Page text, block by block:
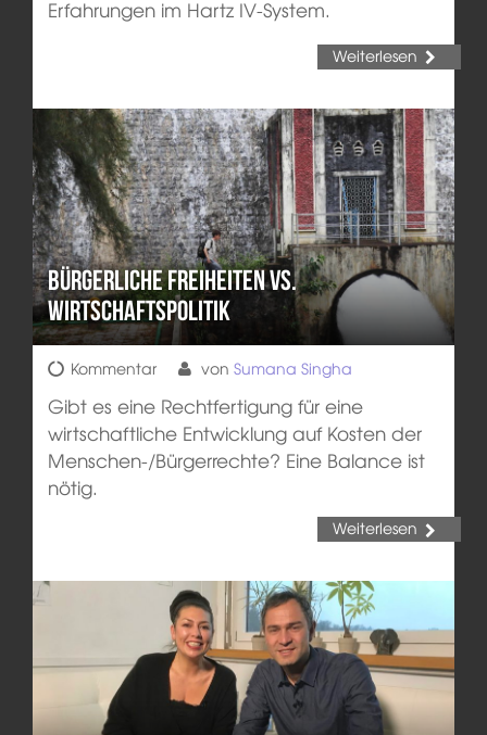
Erfahrungen im Hartz IV-System.
Weiterlesen
Bürgerliche Freiheiten vs.
Wirtschaftspolitik
Kommentar von Sumana Singha
Gibt es eine Rechtfertigung für eine
wirtschaftliche Entwicklung auf Kosten der
Menschen-/Bürgerrechte? Eine Balance ist
nötig.
Weiterlesen